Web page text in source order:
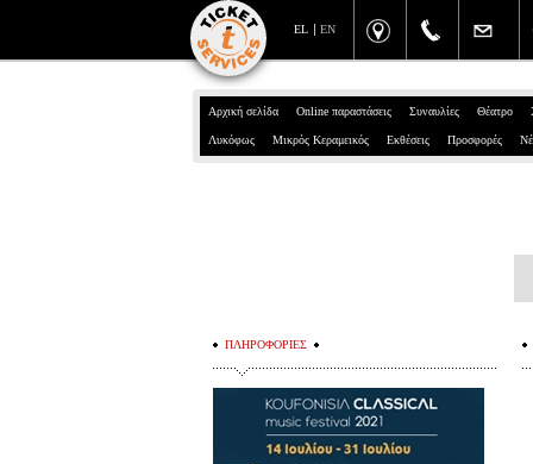
EN
EL
Αρχική σελίδα Online παραστάσεις Συναυλίες Θέατρο
Λυκόφως Μικρός Κεραμεικός Εκθέσεις Προσφορές
ΠΛΗΡΟΦΟΡΙΕΣ